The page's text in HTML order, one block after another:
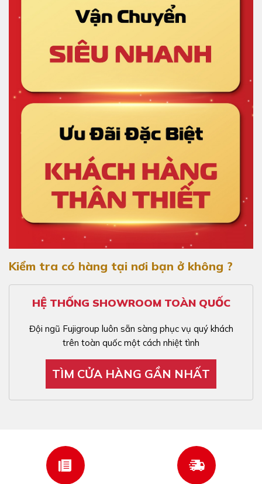
Kiểm tra có hàng tại nơi bạn ở không ?
HỆ THỐNG SHOWROOM TOÀN QUỐC
Đội ngũ Fujigroup luôn sẵn sàng phục vụ quý khách
trên toàn quốc một cách nhiệt tình
TÌM CỬA HÀNG GẦN NHẤT